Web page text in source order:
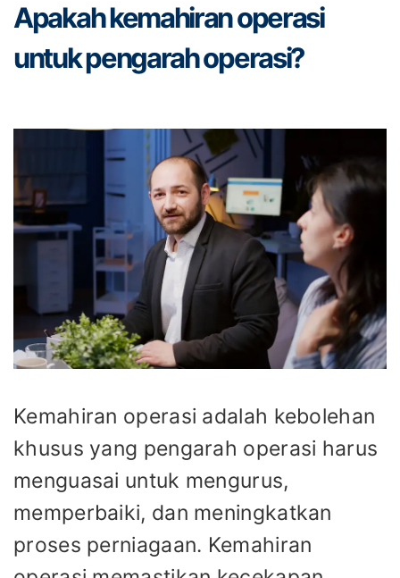
Apakah kemahiran operasi
untuk pengarah operasi?
Kemahiran operasi adalah kebolehan
khusus yang pengarah operasi harus
menguasai untuk mengurus,
memperbaiki, dan meningkatkan
proses perniagaan. Kemahiran